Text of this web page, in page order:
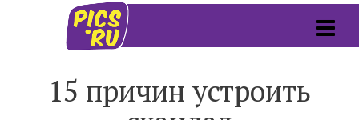
15 причин устроить